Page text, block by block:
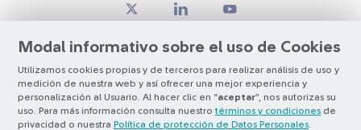
Modal informativo sobre el uso de Cookies
Utilizamos cookies propias y de terceros para realizar análisis de uso y
medición de nuestra web y así ofrecer una mejor experiencia y
personalización al Usuario. Al hacer clic en “aceptar”, nos autorizas su
uso. Para más información consulta nuestro términos y condiciones de
privacidad o nuestra Política de protección de Datos Personales
© Copyright Grupo SURA 2026